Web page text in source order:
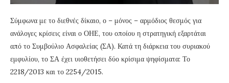
Σύμφωνα με το διεθνές δίκαιο, ο – μόνος – αρμόδιος θεσμός για
ανάλογες κρίσεις είναι ο ΟΗΕ, του οποίου η στρατηγική εξαρτάται
από το Συμβούλιο Ασφαλείας (ΣΑ). Κατά τη διάρκεια του συριακού
εμφυλίου, το ΣΑ έχει υιοθετήσει δύο κρίσιμα ψηφίσματα: Το
2218/2013 και το 2254/2015.